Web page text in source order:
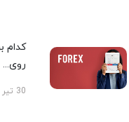
کدام
روی...
30 تیر 1405